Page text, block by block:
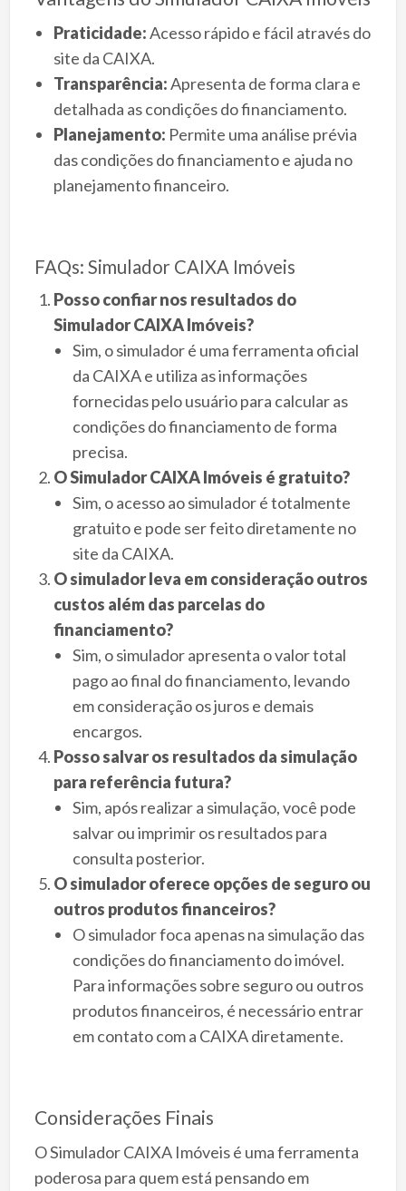
Praticidade:Acesso rápido e fácil através do
site da CAIXA.
Transparência:Apresenta de forma clara e
detalhada as condições do financiamento.
Planejamento: Permite uma análise prévia
das condições do financiamento e ajuda no
planejamento financeiro.
FAQs: Simulador CAIXA Imóveis
Posso confiar nos resultados do
Simulador CAIXA Imóveis?
Sim, o simulador é uma ferramenta oficial
da CAIXA e utiliza as informações
fornecidas pelo usuário para calcular as
condições do financiamento de forma
precisa.
O Simulador CAIXA Imóveis é gratuito?
Sim, o acesso ao simulador é totalmente
gratuito e pode ser feito diretamente no
site da CAIXA.
O simulador leva em consideração outros
custos além das parcelas do
financiamento?
Sim, o simulador apresenta o valor total
pago ao final do financiamento, levando
em consideração os juros e demais
encargos.
Posso salvar os resultados da simulação
para referência futura?
Sim, após realizar a simulação, você pode
salvar ou imprimir os resultados para
consulta posterior.
O simulador oferece opções de seguro ou
outros produtos financeiros?
O simulador foca apenas na simulação das
condições do financiamento do imóvel.
Para informações sobre seguro ou outros
produtos financeiros, é necessário entrar
em contato com a CAIXA diretamente.
Considerações Finais
O Simulador CAIXA Imóveis é uma ferramenta
poderosa para quem está pensando em